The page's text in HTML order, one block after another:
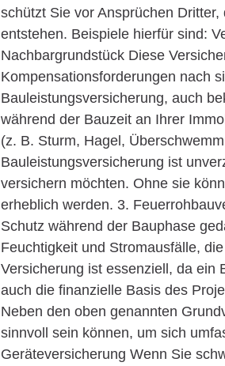
schützt Sie vor Ansprüchen
entstehen. Beispiele hierfür sind:
Nachbargrundstück Diese
Kompensationsforderungen nach
Bauleistungsversicherung, auch
während der Bauzeit an Ihrer
(z. B. Sturm, Hagel,
Bauleistungsversicherung ist
versichern möchten. Ohne sie
erheblich werden. 3.
Schutz während der Bauphase
Feuchtigkeit und Stromausfälle,
Versicherung ist essenziell, da ein
auch die finanzielle Basis des
Neben den oben genannten
sinnvoll sein können, um sich
Geräteversicherung Wenn Sie